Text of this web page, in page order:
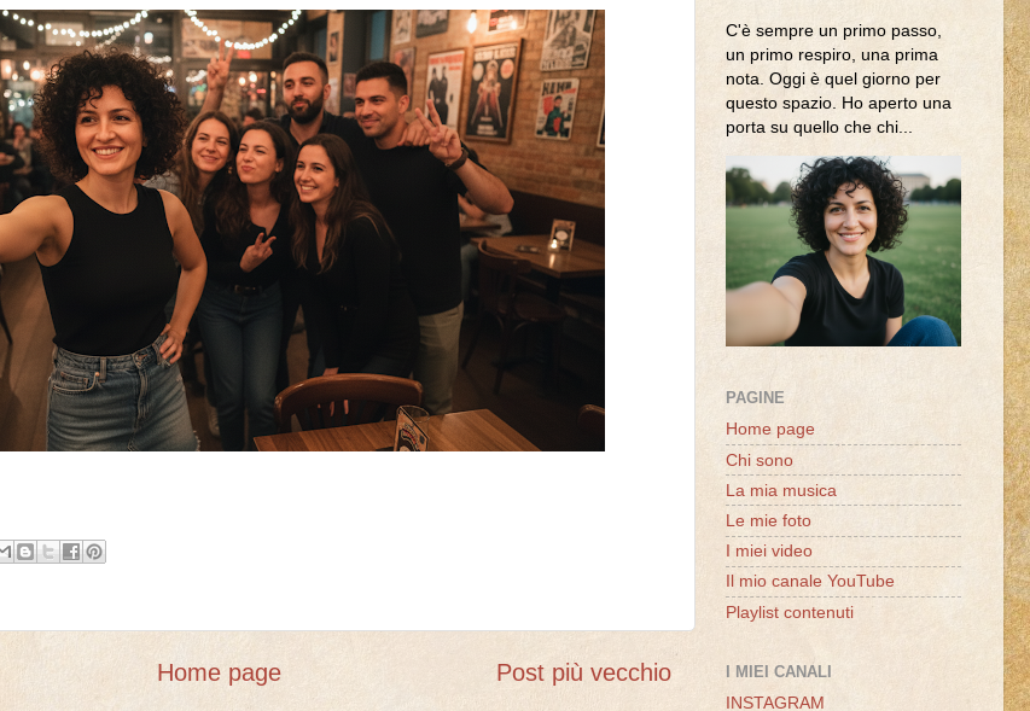
Post più vecchio
Home page
C'è sempre un primo passo,
un primo respiro, una prima
nota. Oggi è quel giorno per
questo spazio. Ho aperto una
porta su quello che chi...
PAGINE
Home page
Chi sono
La mia musica
Le mie foto
I miei video
Il mio canale YouTube
Playlist contenuti
I MIEI CANALI
INSTAGRAM